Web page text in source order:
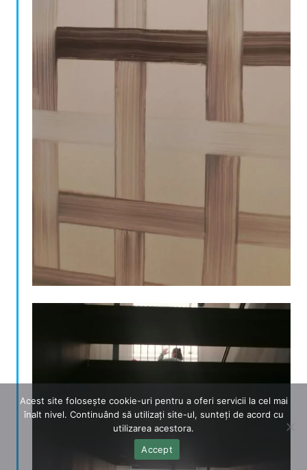
Acest site folosește cookie-uri pentru a oferi servicii la cel mai
înalt nivel. Continuând să utilizați site-ul, sunteți de acord cu
utilizarea acestora.
Accept